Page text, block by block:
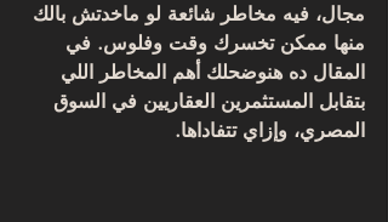
مجال، فيه مخاطر شائعة لو ماخدتش بالك
منها ممكن تخسرك وقت وفلوس. في
المقال ده هنوضحلك أهم المخاطر اللي
بتقابل المستثمرين العقاريين في السوق
المصري، وإزاي تتفاداها.